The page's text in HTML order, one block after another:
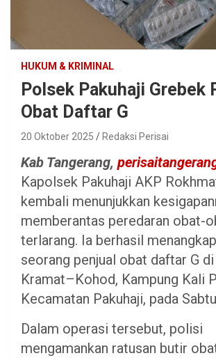
HUKUM & KRIMINAL
Polsek Pakuhaji Grebek
Obat Daftar G
20 Oktober 2025 Redaksi Perisai
Kab Tangerang,
Kapolsek Pakuhaji AKP
kembali menunjukkan
memberantas peredaran obat-
terlarang. Ia berhasil
seorang penjual obat daftar G
Kramat–Kohod, Kampung Kali
Kecamatan Pakuhaji, pada
Dalam operasi tersebut, polisi
mengamankan ratusan butir